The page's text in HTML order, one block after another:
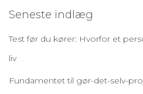
Seneste indlæg
Test før du kører: Hvorfor et
liv
Fundamentet til gør-det-selv-